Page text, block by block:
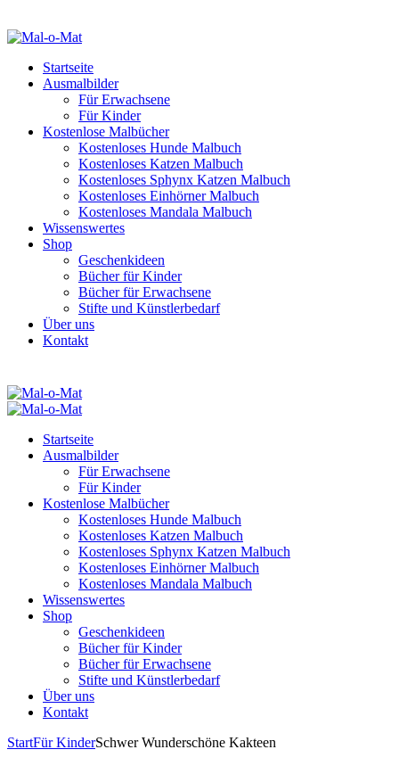
Startseite
Ausmalbilder
Für Erwachsene
Für Kinder
Kostenlose Malbücher
Kostenloses Hunde Malbuch
Kostenloses Katzen Malbuch
Kostenloses Sphynx Katzen Malbuch
Kostenloses Einhörner Malbuch
Kostenloses Mandala Malbuch
Wissenswertes
Shop
Geschenkideen
Bücher für Kinder
Bücher für Erwachsene
Stifte und Künstlerbedarf
Über uns
Kontakt
Startseite
Ausmalbilder
Für Erwachsene
Für Kinder
Kostenlose Malbücher
Kostenloses Hunde Malbuch
Kostenloses Katzen Malbuch
Kostenloses Sphynx Katzen Malbuch
Kostenloses Einhörner Malbuch
Kostenloses Mandala Malbuch
Wissenswertes
Shop
Geschenkideen
Bücher für Kinder
Bücher für Erwachsene
Stifte und Künstlerbedarf
Über uns
Kontakt
StartFür KinderSchwer Wunderschöne Kakteen